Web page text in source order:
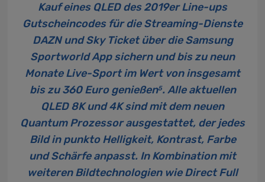
Kauf eines QLED des 2019er Line-ups
Gutscheincodes für die Streaming-Dienste
DAZN und Sky Ticket über die Samsung
Sportworld App sichern und bis zu neun
Monate Live-Sport im Wert von insgesamt
bis zu 360 Euro genießen5. Alle aktuellen
QLED 8K und 4K sind mit dem neuen
Quantum Prozessor ausgestattet, der jedes
Bild in punkto Helligkeit, Kontrast, Farbe
und Schärfe anpasst. In Kombination mit
weiteren Bildtechnologien wie Direct Full